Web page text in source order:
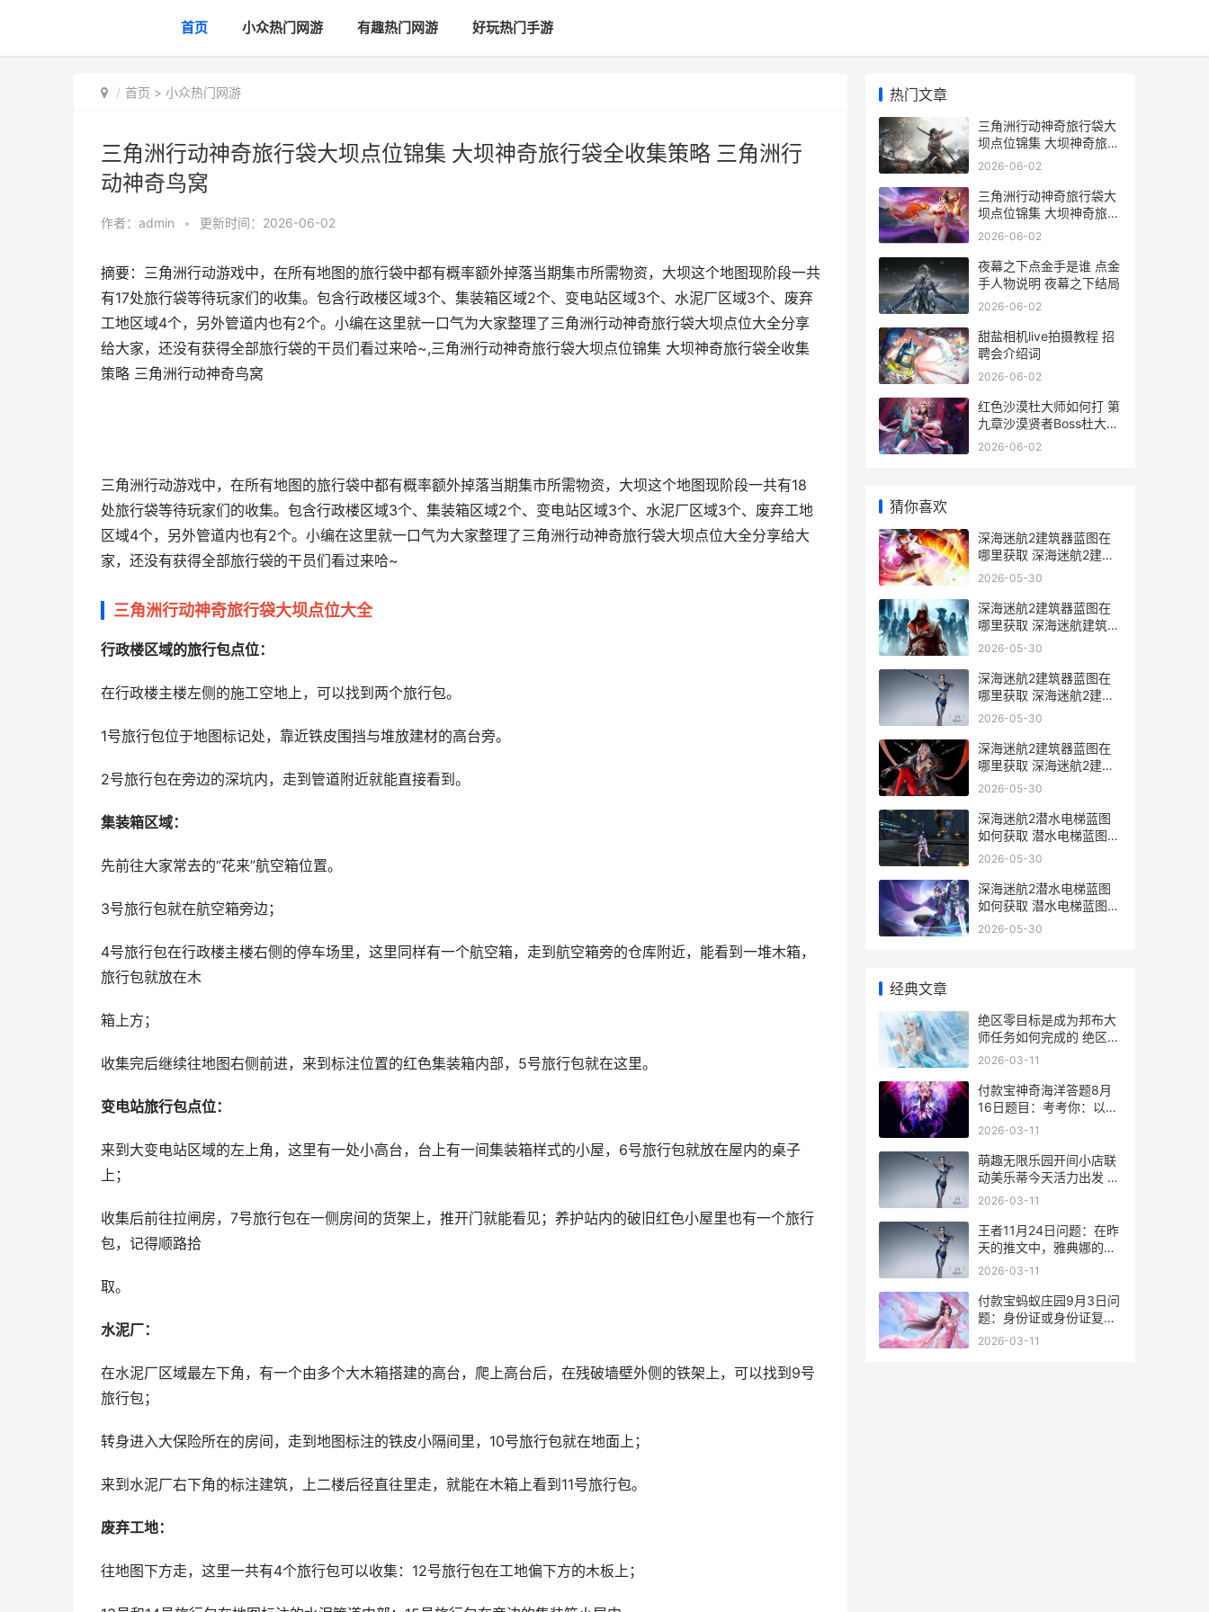
首页 小众热门网游 有趣热门网游 好玩热门手游
首页 > 小众热门网游
三角洲行动神奇旅行袋大坝点位锦集 大坝神奇旅行袋全收集策略 三角洲行
动神奇鸟窝
作者： admin • 更新时间：2026-06-02
摘要：三角洲行动游戏中，在所有地图的旅行袋中都有概率额外掉落当期集市所需物资，大坝这个地图现阶段一共
有17处旅行袋等待玩家们的收集。包含行政楼区域3个、集装箱区域2个、变电站区域3个、水泥厂区域3个、废弃
工地区域4个，另外管道内也有2个。小编在这里就一口气为大家整理了三角洲行动神奇旅行袋大坝点位大全分享
给大家，还没有获得全部旅行袋的干员们看过来哈~,三角洲行动神奇旅行袋大坝点位锦集 大坝神奇旅行袋全收集
策略 三角洲行动神奇鸟窝
三角洲行动游戏中，在所有地图的旅行袋中都有概率额外掉落当期集市所需物资，大坝这个地图现阶段一共有18
处旅行袋等待玩家们的收集。包含行政楼区域3个、集装箱区域2个、变电站区域3个、水泥厂区域3个、废弃工地
区域4个，另外管道内也有2个。小编在这里就一口气为大家整理了三角洲行动神奇旅行袋大坝点位大全分享给大
家，还没有获得全部旅行袋的干员们看过来哈~
三角洲行动神奇旅行袋大坝点位大全
行政楼区域的旅行包点位：
在行政楼主楼左侧的施工空地上，可以找到两个旅行包。
1号旅行包位于地图标记处，靠近铁皮围挡与堆放建材的高台旁。
2号旅行包在旁边的深坑内，走到管道附近就能直接看到。
集装箱区域：
先前往大家常去的“花来”航空箱位置。
3号旅行包就在航空箱旁边；
4号旅行包在行政楼主楼右侧的停车场里，这里同样有一个航空箱，走到航空箱旁的仓库附近，能看到一堆木箱，
旅行包就放在木
箱上方；
收集完后继续往地图右侧前进，来到标注位置的红色集装箱内部，5号旅行包就在这里。
变电站旅行包点位：
来到大变电站区域的左上角，这里有一处小高台，台上有一间集装箱样式的小屋，6号旅行包就放在屋内的桌子
上；
收集后前往拉闸房，7号旅行包在一侧房间的货架上，推开门就能看见；养护站内的破旧红色小屋里也有一个旅行
包，记得顺路拾
取。
水泥厂：
在水泥厂区域最左下角，有一个由多个大木箱搭建的高台，爬上高台后，在残破墙壁外侧的铁架上，可以找到9号
旅行包；
转身进入大保险所在的房间，走到地图标注的铁皮小隔间里，10号旅行包就在地面上；
来到水泥厂右下角的标注建筑，上二楼后径直往里走，就能在木箱上看到11号旅行包。
废弃工地：
往地图下方走，这里一共有4个旅行包可以收集：12号旅行包在工地偏下方的木板上；
热门文章
三角洲行动神奇旅行袋大
坝点位锦集 大坝神奇旅行
袋全收集策略 三角洲行动
2026-06-02
三角洲行动神奇旅行袋大
坝点位锦集 大坝神奇旅行
袋全收集策略 三角洲行动
2026-06-02
夜幕之下点金手是谁 点金
手人物说明 夜幕之下结局
2026-06-02
甜盐相机live拍摄教程 招
聘会介绍词
2026-06-02
红色沙漠杜大师如何打 第
九章沙漠贤者Boss杜大师
红色沙漠杜大师的头冠找
2026-06-02
猜你喜欢
深海迷航2建筑器蓝图在
哪里获取 深海迷航2建筑
枪
2026-05-30
深海迷航2建筑器蓝图在
哪里获取 深海迷航建筑布
局
2026-05-30
深海迷航2建筑器蓝图在
哪里获取 深海迷航2建筑
bug
2026-05-30
深海迷航2建筑器蓝图在
哪里获取 深海迷航2建筑
无法拆除
2026-05-30
深海迷航2潜水电梯蓝图
如何获取 潜水电梯蓝图获
取策略 深海迷航2潜水电
2026-05-30
深海迷航2潜水电梯蓝图
如何获取 潜水电梯蓝图获
取策略 深海迷航2潜水服
2026-05-30
经典文章
绝区零目标是成为邦布大
师任务如何完成的 绝区零
目标是成为邦布大师触发
2026-03-11
付款宝神奇海洋答题8月
16日题目：考考你：以下
哪种海洋动物拥有10只触
2026-03-11
萌趣无限乐园开间小店联
动美乐蒂今天活力出发 萌
趣医院无敌版
2026-03-11
王者11月24日问题：在昨
天的推文中，雅典娜的哪
款皮肤将限时返场呢 11月
2026-03-11
​付款宝蚂蚁庄园9月3日问
题：身份证或身份证复印
件可以借给兄弟运用，这
2026-03-11